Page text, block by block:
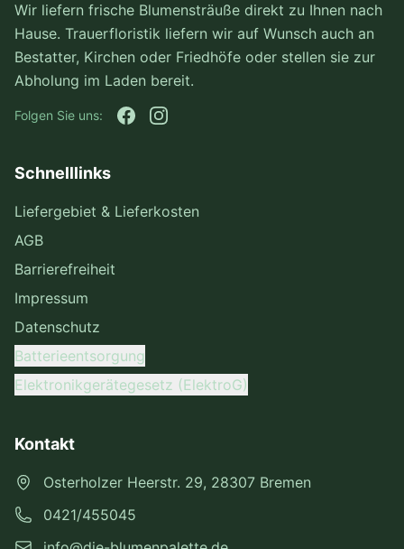
Wir liefern frische Blumensträuße direkt zu Ihnen nach
Hause. Trauerfloristik liefern wir auf Wunsch auch an
Bestatter, Kirchen oder Friedhöfe oder stellen sie zur
Abholung im Laden bereit.
Folgen Sie uns:
Schnelllinks
Liefergebiet & Lieferkosten
AGB
Barrierefreiheit
Impressum
Datenschutz
Batterieentsorgung
Elektronikgerätegesetz (ElektroG)
Kontakt
Osterholzer Heerstr. 29, 28307 Bremen
0421/455045